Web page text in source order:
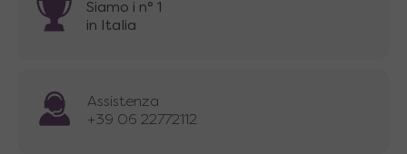
Siamo i n° 1
in Italia
Assistenza
+39 06 22772112